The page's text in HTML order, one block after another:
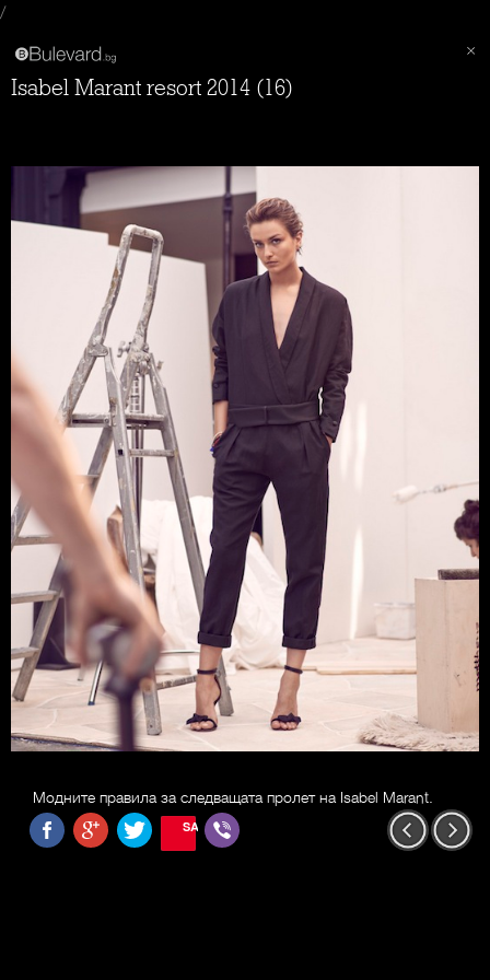
/
Isabel Marant resort 2014 (16)
Модните правила за следващата пролет на Isabel Marant.
SAVE